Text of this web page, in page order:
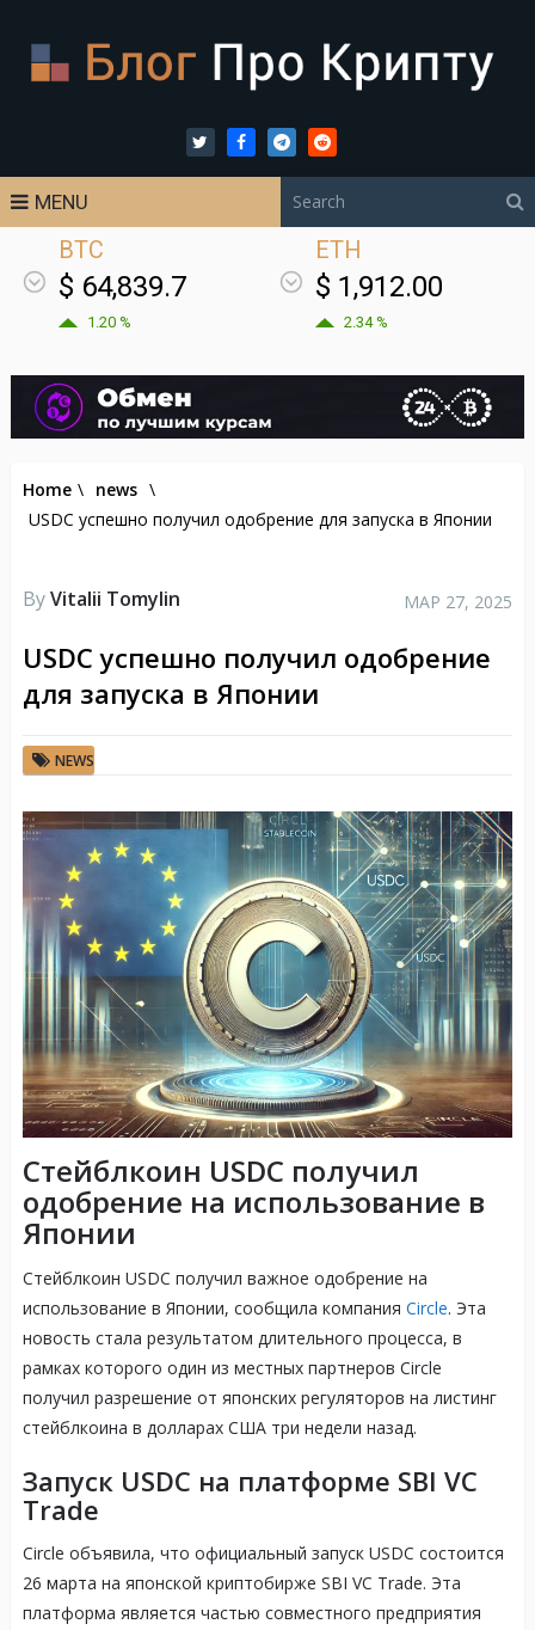
MENU
BTC
$ 64,839.7
1.20 %
ETH
$ 1,912.00
2.34 %
Home \ news \
USDC успешно получил одобрение для запуска в Японии
ByVitalii Tomylin МАР 27, 2025
USDC успешно получил одобрение
для запуска в Японии
NEWS
Стейблкоин USDC получил
одобрение на использование в
Японии
Стейблкоин USDC получил важное одобрение на
использование в Японии, сообщила компания Circle. Эта
новость стала результатом длительного процесса, в
рамках которого один из местных партнеров Circle
получил разрешение от японских регуляторов на листинг
стейблкоина в долларах США три недели назад.
Запуск USDC на платформе SBI VC
Trade
Circle объявила, что официальный запуск USDC состоится
26 марта на японской криптобирже SBI VC Trade. Эта
платформа является частью совместного предприятия